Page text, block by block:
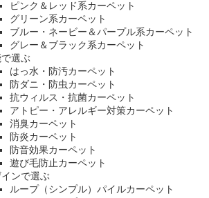
ピンク＆レッド系カーペット
グリーン系カーペット
ブルー・ネービー＆パープル系カーペット
グレー＆ブラック系カーペット
選ぶ
はっ水・防汚カーペット
防ダニ・防虫カーペット
抗ウィルス・抗菌カーペット
アトピー・アレルギー対策カーペット
消臭カーペット
防炎カーペット
防音効果カーペット
遊び毛防止カーペット
ンで選ぶ
ループ（シンプル）パイルカーペット